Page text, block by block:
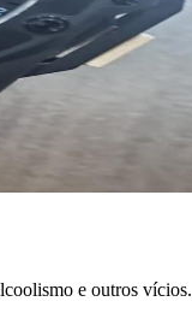
e outros vícios.